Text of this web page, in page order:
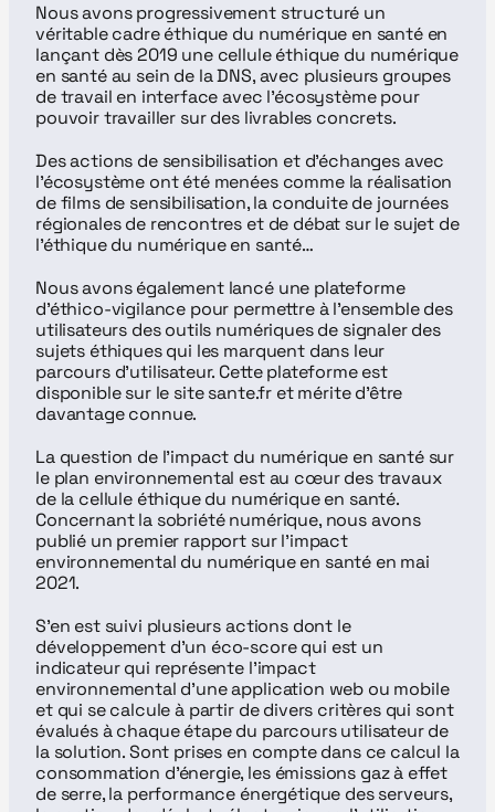
Nous avons progressivement structuré un
véritable cadre éthique du numérique en santé en
lançant dès 2019 une cellule éthique du numérique
en santé au sein de la DNS, avec plusieurs groupes
de travail en interface avec l'écosystème pour
pouvoir travailler sur des livrables concrets.
Des actions de sensibilisation et d’échanges avec
l’écosystème ont été menées comme la réalisation
de films de sensibilisation, la conduite de journées
régionales de rencontres et de débat sur le sujet de
l'éthique du numérique en santé…
Nous avons également lancé une plateforme
d'éthico-vigilance pour permettre à l'ensemble des
utilisateurs des outils numériques de signaler des
sujets éthiques qui les marquent dans leur
parcours d'utilisateur. Cette plateforme est
disponible sur le site sante.fr et mérite d’être
davantage connue.
La question de l'impact du numérique en santé sur
le plan environnemental est au cœur des travaux
de la cellule éthique du numérique en santé.
Concernant la sobriété numérique, nous avons
publié un premier rapport sur l'impact
environnemental du numérique en santé en mai
2021.
S’en est suivi plusieurs actions dont le
développement d’un éco-score qui est un
indicateur qui représente l'impact
environnemental d'une application web ou mobile
et qui se calcule à partir de divers critères qui sont
évalués à chaque étape du parcours utilisateur de
la solution. Sont prises en compte dans ce calcul la
consommation d'énergie, les émissions gaz à effet
de serre, la performance énergétique des serveurs,